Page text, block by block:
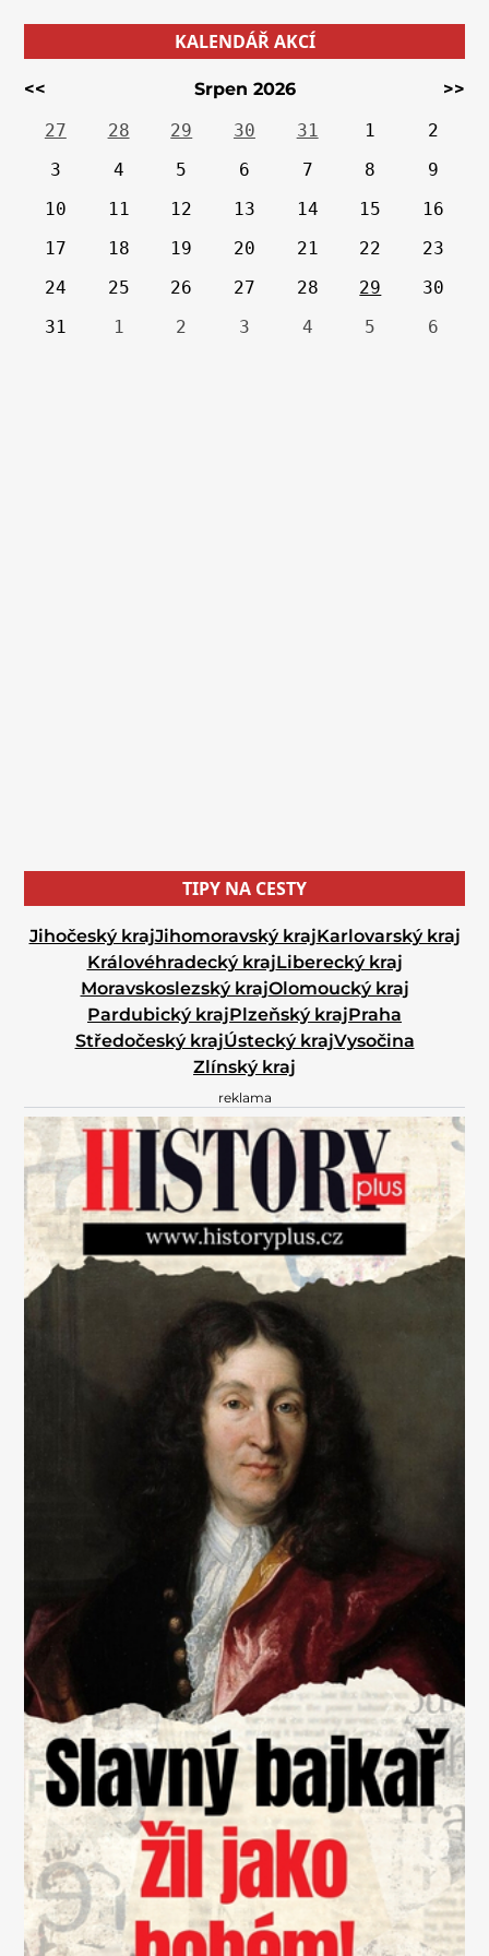
KALENDÁŘ AKCÍ
<< Srpen 2026
>>
27
28 29 30 31 1
2
3
4 5 6 7 8
9
10
11 12 13 14 15
16
17
18 19 20 21 22
23
24
25 26 27 28 29
30
31
1 2 3 4 5 6
TIPY NA CESTY
Jihočeský krajJihomoravský krajKarlovarský kraj
Královéhradecký krajLiberecký kraj
Moravskoslezský krajOlomoucký kraj
Pardubický krajPlzeňský krajPraha
Středočeský krajÚstecký krajVysočina
Zlínský kraj
reklama